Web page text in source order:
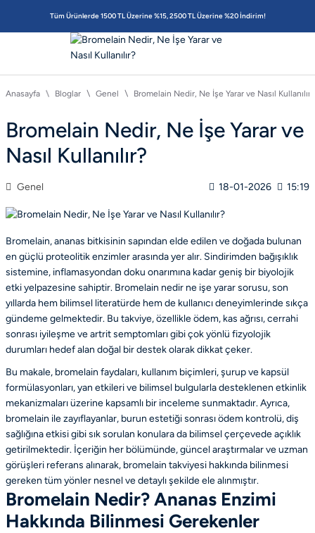
Tüm Ürünlerde 1500 TL Üzerine %15, 2500 TL Üzerine %20 İndirim!
Anasayfa Bloglar Genel Bromelain Nedir, Ne İşe Yarar ve Nasıl Kullanılır?
Bromelain Nedir, Ne İşe Yarar ve
Nasıl Kullanılır?
Genel 18-01-2026 15:19
Bromelain, ananas bitkisinin sapından elde edilen ve doğada bulunan
en güçlü proteolitik enzimler arasında yer alır. Sindirimden bağışıklık
sistemine, inflamasyondan doku onarımına kadar geniş bir biyolojik
etki yelpazesine sahiptir. Bromelain nedir ne işe yarar sorusu, son
yıllarda hem bilimsel literatürde hem de kullanıcı deneyimlerinde sıkça
gündeme gelmektedir. Bu takviye, özellikle ödem, kas ağrısı, cerrahi
sonrası iyileşme ve artrit semptomları gibi çok yönlü fizyolojik
durumları hedef alan doğal bir destek olarak dikkat çeker.
Bu makale, bromelain faydaları, kullanım biçimleri, şurup ve kapsül
formülasyonları, yan etkileri ve bilimsel bulgularla desteklenen etkinlik
mekanizmaları üzerine kapsamlı bir inceleme sunmaktadır. Ayrıca,
bromelain ile zayıflayanlar, burun estetiği sonrası ödem kontrolü, diş
sağlığına etkisi gibi sık sorulan konulara da bilimsel çerçevede açıklık
getirilmektedir. İçeriğin her bölümünde, güncel araştırmalar ve uzman
görüşleri referans alınarak, bromelain takviyesi hakkında bilinmesi
gereken tüm yönler nesnel ve detaylı şekilde ele alınmıştır.
Bromelain Nedir? Ananas Enzimi
Hakkında Bilinmesi Gerekenler